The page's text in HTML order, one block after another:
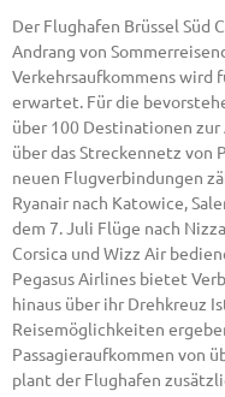
Der Flughafen Brüssel Süd
Andrang von
Verkehrsaufkommens wird
erwartet. Für die
über 100 Destinationen zur
über das Streckennetz von
neuen Flugverbindungen
Ryanair nach Katowice,
dem 7. Juli Flüge nach
Corsica und Wizz Air
Pegasus Airlines bietet
hinaus über ihr Drehkreuz
Reisemöglichkeiten
Passagieraufkommen von
plant der Flughafen